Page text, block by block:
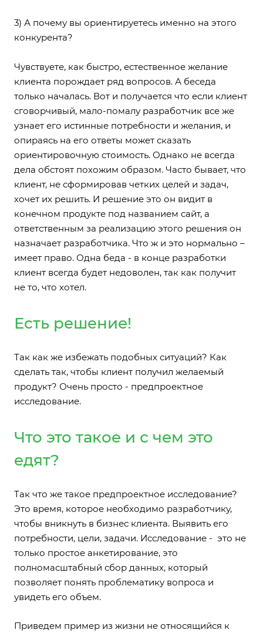
3) А почему вы ориентируетесь именно на этого
конкурента?
Чувствуете, как быстро, естественное желание
клиента порождает ряд вопросов. А беседа
только началась. Вот и получается что если клиент
сговорчивый, мало-помалу разработчик все же
узнает его истинные потребности и желания, и
опираясь на его ответы может сказать
ориентировочную стоимость. Однако не всегда
дела обстоят похожим образом. Часто бывает, что
клиент, не сформировав четких целей и задач,
хочет их решить. И решение это он видит в
конечном продукте под названием сайт, а
ответственным за реализацию этого решения он
назначает разработчика. Что ж и это нормально –
имеет право. Одна беда - в конце разработки
клиент всегда будет недоволен, так как получит
не то, что хотел.
Есть решение!
Так как же избежать подобных ситуаций? Как
сделать так, чтобы клиент получил желаемый
продукт? Очень просто - предпроектное
исследование.
Что это такое и с чем это
едят?
Так что же такое предпроектное исследование?
Это время, которое необходимо разработчику,
чтобы вникнуть в бизнес клиента. Выявить его
потребности, цели, задачи. Исследование - это не
только простое анкетирование, это
полномасштабный сбор данных, который
позволяет понять проблематику вопроса и
увидеть его объем.
Приведем пример из жизни не относящийся к